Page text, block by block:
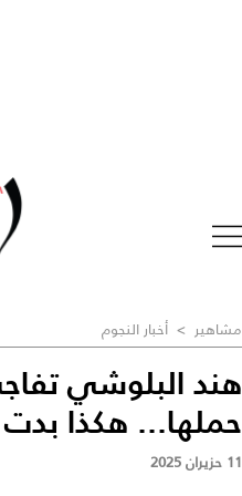
مشاهير > أخبار النجوم
هند البلوشي
حملها... هكذا بدت
11 حزيران 2025